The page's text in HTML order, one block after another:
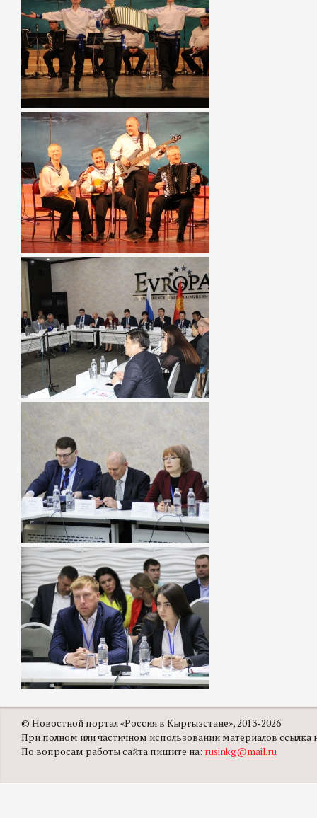
© Новостной портал «Россия в Кыргызстане», 2013-2026
При полном или частичном использовании материалов ссылка
По вопросам работы сайта пишите на: rusinkg@mail.ru